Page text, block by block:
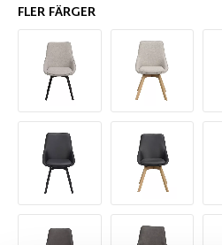
FLER FÄRGER